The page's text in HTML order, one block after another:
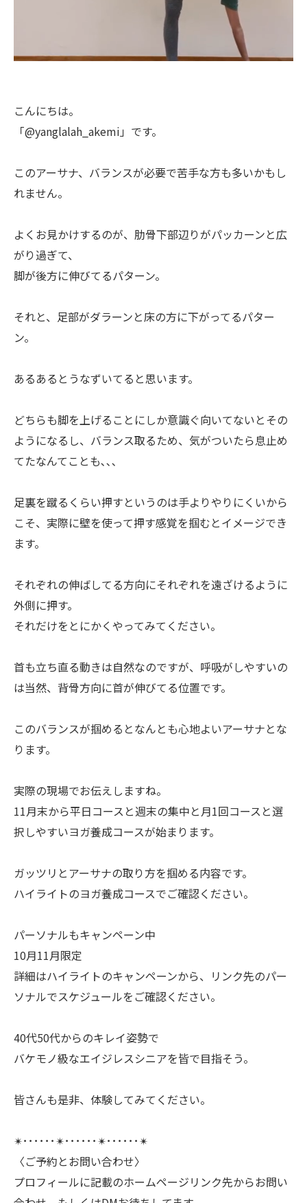
こんにちは。
「@yanglalah_akemi」です。
このアーサナ、バランスが必要で苦手な方も多いかもし
れません。
よくお見かけするのが、肋骨下部辺りがパッカーンと広
がり過ぎて、
脚が後方に伸びてるパターン。
それと、足部がダラーンと床の方に下がってるパター
ン。
あるあるとうなずいてると思います。
どちらも脚を上げることにしか意識ぐ向いてないとその
ようになるし、バランス取るため、気がついたら息止め
てたなんてことも､､､
足裏を蹴るくらい押すというのは手よりやりにくいから
こそ、実際に壁を使って押す感覚を掴むとイメージでき
ます。
それぞれの伸ばしてる方向にそれぞれを遠ざけるように
外側に押す。
それだけをとにかくやってみてください。
首も立ち直る動きは自然なのですが、呼吸がしやすいの
は当然、背骨方向に首が伸びてる位置です。
このバランスが掴めるとなんとも心地よいアーサナとな
ります。
実際の現場でお伝えしますね。
11月末から平日コースと週末の集中と月1回コースと選
択しやすいヨガ養成コースが始まります。
ガッツリとアーサナの取り方を掴める内容です。
ハイライトのヨガ養成コースでご確認ください。
パーソナルもキャンペーン中
10月11月限定
詳細はハイライトのキャンペーンから、リンク先のパー
ソナルでスケジュールをご確認ください。
40代50代からのキレイ姿勢で
バケモノ級なエイジレスシニアを皆で目指そう。
皆さんも是非、体験してみてください。
✴︎･･････✴︎･･････✴︎･･････✴︎
〈ご予約とお問い合わせ〉
プロフィールに記載のホームページリンク先からお問い